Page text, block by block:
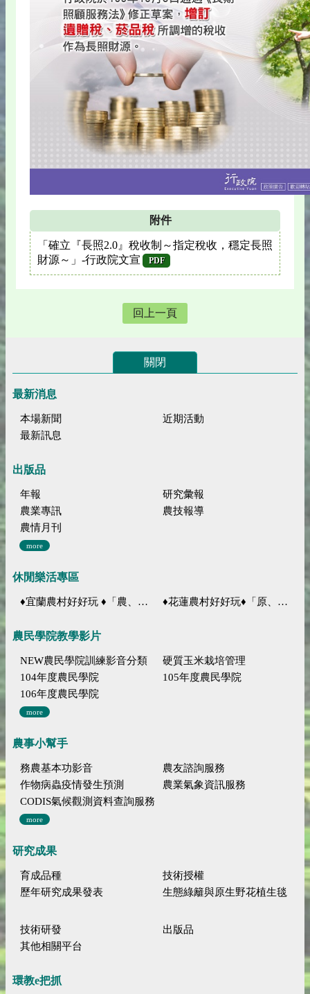
附件
「確立『長照2.0』稅收制～指定稅收，穩定長照
財源～」-行政院文宣
PDF
回上一頁
關閉
最新消息
本場新聞
近期活動
最新訊息
出版品
年報
研究彙報
農業專訊
農技報導
農情月刊
more
休閒樂活專區
♦宜蘭農村好好玩 ♦「農、藝、山、水」四條遊程推薦 ♦花蓮農村好好玩♦「原、生、慢、活」四條遊程推薦
農民學院教學影片
NEW農民學院訓練影音分類
硬質玉米栽培管理
104年度農民學院
105年度農民學院
106年度農民學院
more
農事小幫手
務農基本功影音
農友諮詢服務
作物病蟲疫情發生預測
農業氣象資訊服務
CODIS氣候觀測資料查詢服務
more
研究成果
育成品種
技術授權
歷年研究成果發表
生態綠籬與原生野花植生毯
技術研發
出版品
其他相關平台
環教e把抓